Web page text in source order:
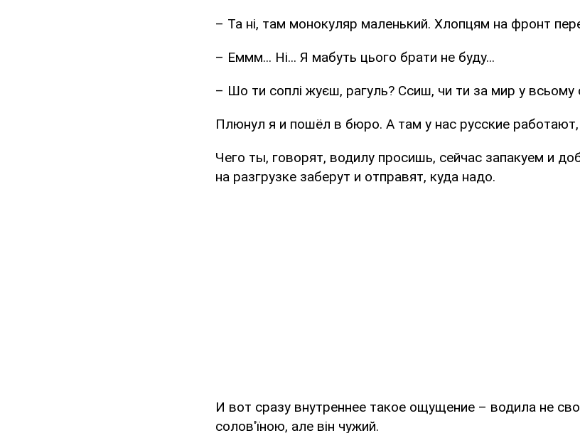
– Та ні, там монокуляр маленький. Хлопцям на фронт
– Еммм... Ні... Я мабуть цього брати не буду...
– Шо ти соплі жуєш, рагуль? Ссиш, чи ти за мир у всьому
Плюнул я и пошёл в бюро. А там у нас русские
Чего ты, говорят, водилу просишь, сейчас запакуем и
на разгрузке заберут и отправят, куда надо.
И вот сразу внутреннее такое ощущение – водила не
солов'їною, але він чужий.